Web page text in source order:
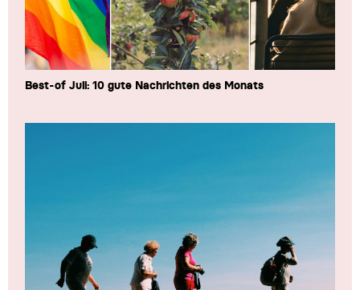
Best-of Juli: 10 gute Nachrichten des Monats